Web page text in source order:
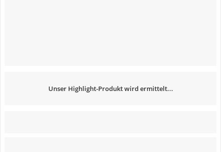
Unser Highlight-Produkt wird ermittelt...